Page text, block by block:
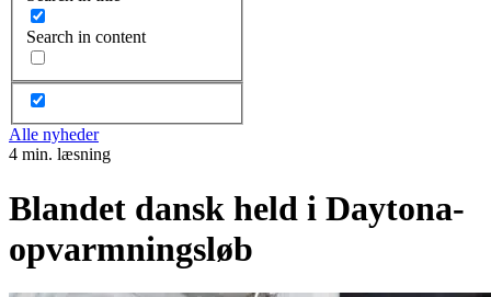
Search in content
Alle nyheder
4 min. læsning
Blandet dansk held i Daytona-
opvarmningsløb